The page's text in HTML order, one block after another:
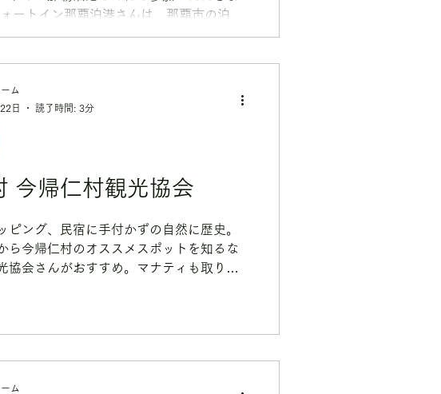
ートイン那覇泊港さんは、那覇市の泊港
やビジネスの拠点としても便利な立地。
したい方におすすめです。 そして、沖縄
しむなら、ぜひPROJECT MANATIIにも
！ 手ぶらで気軽に参加できるビーチクリ
を届ける体験を一緒に楽しみませんか？
すように。 コンフォートイン那覇泊港さ
うぞよろしくお願いいたします！ 🌺 沖縄
コンフォートイン那覇泊港さん。 🌊 そし
今帰仁村観光協会
ピング、民宿に手付かずの自然に歴史。
ら今帰仁村のオススメスポットを知るな
協会さんがおすすめ。マナティも取り扱
ム
日
読了時間: 3分
ム